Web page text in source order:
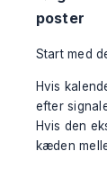
poster
Start med
Hvis
efter
Hvis den
kæden